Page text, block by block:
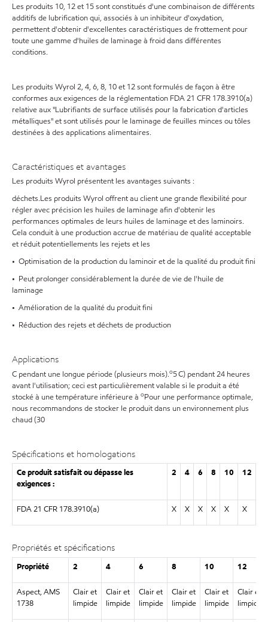
Les produits 10, 12 et 15 sont constitués d'une combinaison de différents
additifs de lubrification qui, associés à un inhibiteur d'oxydation,
permettent d'obtenir d'excellentes caractéristiques de frottement pour
toute une gamme d'huiles de laminage à froid dans différentes
conditions.
Les produits Wyrol 2, 4, 6, 8, 10 et 12 sont formulés de façon à être
conformes aux exigences de la réglementation FDA 21 CFR 178.3910(a)
relative aux "Lubrifiants de surface utilisés pour la fabrication d'articles
métalliques" et sont utilisés pour le laminage de feuilles minces ou tôles
destinées à des applications alimentaires.
Caractéristiques et avantages
Les produits Wyrol présentent les avantages suivants :
déchets.Les produits Wyrol offrent au client une grande flexibilité pour
régler avec précision les huiles de laminage afin d'obtenir les
performances optimales de leurs huiles de laminage et des laminoirs.
Cela conduit à une production accrue de matériau de qualité acceptable
et réduit potentiellements les rejets et les
• Optimisation de la production du laminoir et de la qualité du produit fini
• Peut prolonger considérablement la durée de vie de l'huile de
laminage
• Amélioration de la qualité du produit fini
• Réduction des rejets et déchets de production
Applications
C pendant une longue période (plusieurs mois).o5C) pendant 24 heures
avant l'utilisation; ceci est particulièrement valable si le produit a été
stocké à une température inférieure à oPour une performance optimale,
nous recommandons de stocker le produit dans un environnement plus
chaud (30
Spécifications et homologations
Ce produit satisfait ou dépasse les
exigences :
2 4 6 8 10 12
FDA 21 CFR 178.3910(a) X X X X X X
Propriétés et spécifications
Propriété 2 4 6 8 10 12
Aspect, AMS
1738
Clair et
limpide
Clair et
limpide
Clair et
limpide
Clair et
limpide
Clair et
limpide
Clair et
limpide